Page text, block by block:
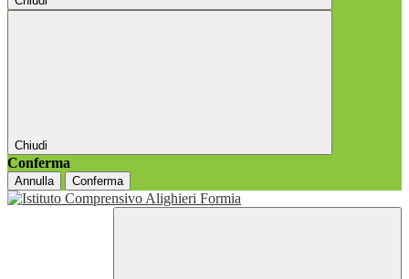
Chiudi
Conferma
Annulla Conferma